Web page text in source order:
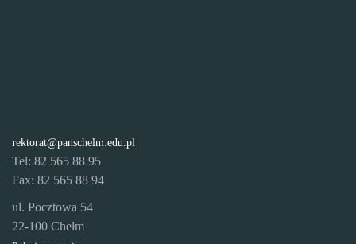
rektorat@panschelm.edu.pl
Tel: 82 565 88 95
Fax: 82 565 88 94
ul. Pocztowa 54
22-100 Chełm